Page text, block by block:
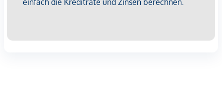
Ein Garagenstellplatz kann, je nach Verfügbarkeit, optional
zugewiesen.